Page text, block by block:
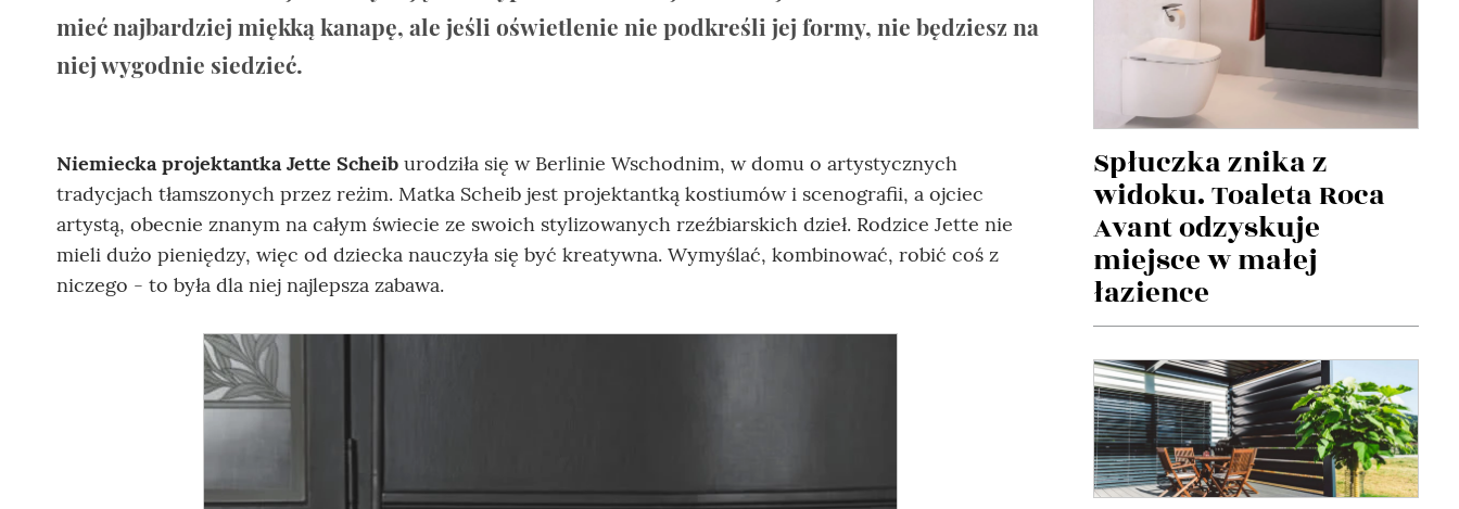
mieć najbardziej miękką kanapę, ale jeśli oświetlenie nie podkreśli jej formy, nie będziesz na
niej wygodnie siedzieć.
Niemiecka projektantka Jette Scheib urodziła się w Berlinie Wschodnim, w domu o artystycznych
tradycjach tłamszonych przez reżim. Matka Scheib jest projektantką kostiumów i scenografii, a ojciec
artystą, obecnie znanym na całym świecie ze swoich stylizowanych rzeźbiarskich dzieł. Rodzice Jette nie
mieli dużo pieniędzy, więc od dziecka nauczyła się być kreatywna. Wymyślać, kombinować, robić coś z
niczego - to była dla niej najlepsza zabawa.
Spłuczka znika z
widoku. Toaleta Roca
Avant odzyskuje
miejsce w małej
łazience